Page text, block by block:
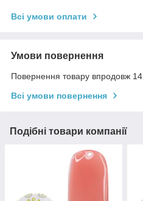
Всі умови оплати
Умови повернення
Повернення товару впродовж 14
Всі умови повернення
Подібні товари компанії